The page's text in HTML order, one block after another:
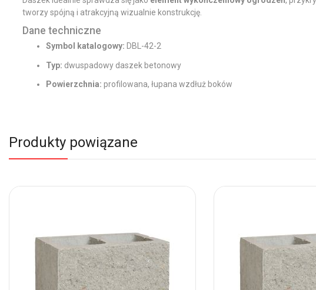
tworzy spójną i atrakcyjną wizualnie konstrukcję.
Dane techniczne
Symbol katalogowy: DBL-42-2
Typ: dwuspadowy daszek betonowy
Powierzchnia: profilowana, łupana wzdłuż boków
Produkty powiązane